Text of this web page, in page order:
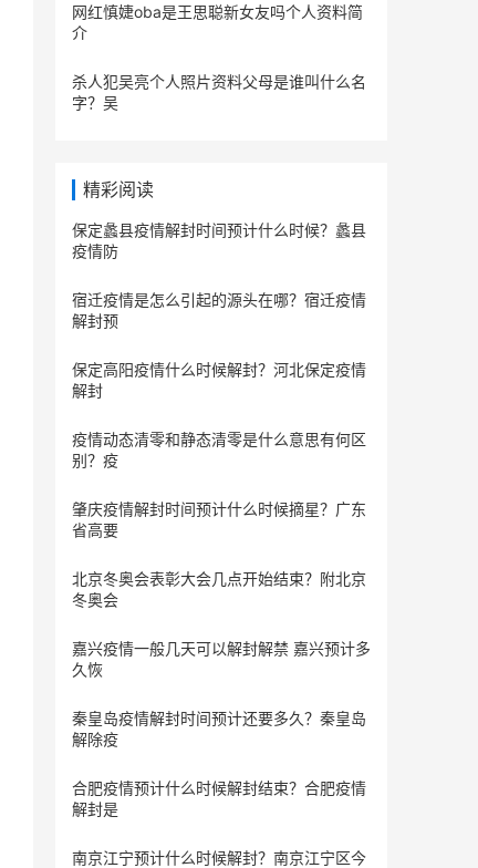
网红慎婕oba是王思聪新女友吗个人资料简
介
杀人犯吴亮个人照片资料父母是谁叫什么名
字？吴
精彩阅读
保定蠡县疫情解封时间预计什么时候？蠡县
疫情防
宿迁疫情是怎么引起的源头在哪？宿迁疫情
解封预
保定​高阳疫情什么时候解封？河北保定疫情
解封
疫情动态清零和静态清零是什么意思有何区
别？疫
肇庆疫情解封时间预计什么时候摘星？广东
省高要
北京冬奥会表彰大会几点开始结束？附北京
冬奥会
嘉兴疫情一般几天可以解封解禁 嘉兴预计多
久恢
秦皇岛疫情解封时间预计还要多久？秦皇岛
解除疫
合肥疫情预计什么时候解封结束？合肥疫情
解封是
南京江宁预计什么时候解封？南京江宁区今